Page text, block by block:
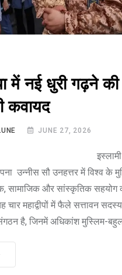
में नई धुरी गढ़ने की
कवायद
JUNE 27, 2026
इस्लामी
उन्नीस सौ उनहत्तर में विश्व के
सामाजिक और सांस्कृतिक सहयोग
चार महाद्वीपों में फैले सत्तावन
है, जिनमें अधिकांश मुस्लिम-बहुल